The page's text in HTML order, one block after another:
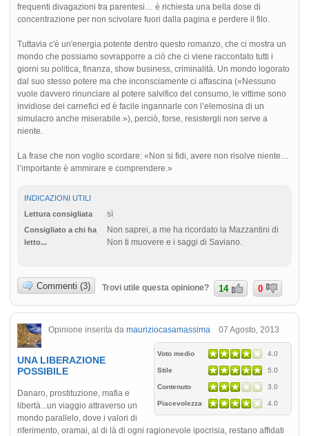
frequenti divagazioni tra parentesi… è richiesta una bella dose di
concentrazione per non scivolare fuori dalla pagina e perdere il filo.
Tuttavia c'è un'energia potente dentro questo romanzo, che ci mostra un
mondo che possiamo sovrapporre a ciò che ci viene raccontato tutti i
giorni su politica, finanza, show business, criminalità. Un mondo logorato
dal suo stesso potere ma che inconsciamente ci affascina («Nessuno
vuole davvero rinunciare al potere salvifico del consumo, le vittime sono
invidiose dei carnefici ed è facile ingannarle con l’elemosina di un
simulacro anche miserabile.»), perciò, forse, resistergli non serve a
niente.
La frase che non voglio scordare: «Non si fidi, avere non risolve niente…
l’importante è ammirare e comprendere.»
INDICAZIONI UTILI
Lettura consigliata
sì
Consigliato a chi ha
letto...
Non saprei, a me ha ricordato la Mazzantini di
Non ti muovere e i saggi di Saviano.
Commenti (3) Trovi utile questa opinione? 14 0
Opinione inserita da mauriziocasamassima 07 Agosto, 2013
Voto medio 4.0
Stile 5.0
Contenuto 3.0
Piacevolezza 4.0
UNA LIBERAZIONE
POSSIBILE
Danaro, prostituzione, mafia e
libertà...un viaggio attraverso un
mondo parallelo, dove i valori di
riferimento, oramai, al di là di ogni ragionevole ipocrisia, restano affidati